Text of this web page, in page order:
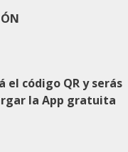
el código QR y serás
la App gratuita